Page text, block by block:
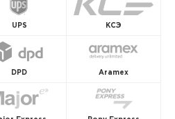
UPS КСЭ
DPD Aramex